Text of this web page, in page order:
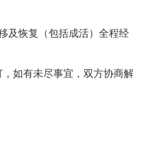
及恢复（包括成活）全程经
如有未尽事宜，双方协商解